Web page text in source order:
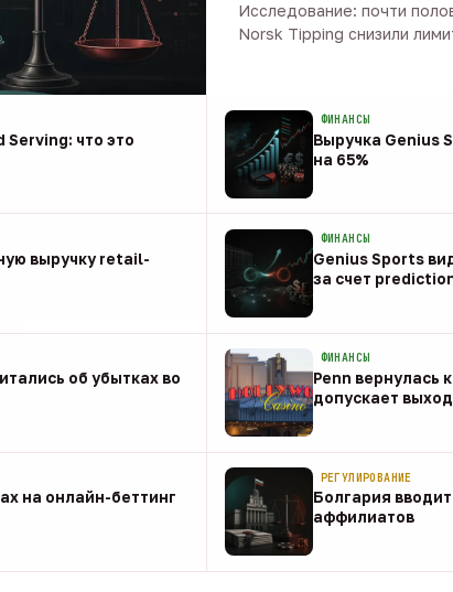
Исследование: почти
Norsk Tipping снизили
что это
ФИНАНСЫ
Выручка Genius
на 65%
08 авг
выручку retail-
ФИНАНСЫ
Genius Sports
за счет
08 авг
об убытках во
ФИНАНСЫ
Penn вернулась
допускает
08 авг
на онлайн-беттинг
РЕГУЛИРОВАНИЕ
Болгария
аффилиатов
08 авг